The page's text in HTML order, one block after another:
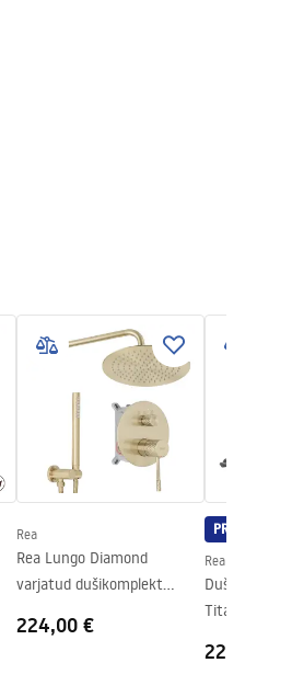
Rea
Rea Lungo Diamond
varjatud dušikomplekt
224,00 €
PREMIUM
Rea
Titan
228,00 €